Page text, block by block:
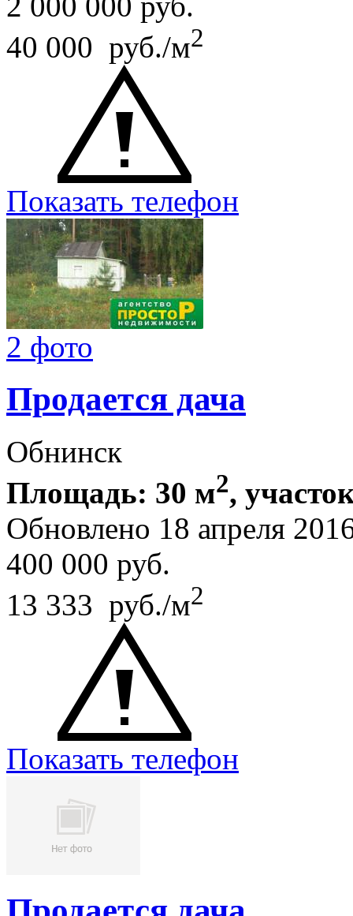
40 000 руб./м2
Показать телефон
2 фото
Продается дача
Обнинск
Площадь: 30 м2,
Обновлено 18 апреля
400 000 руб.
13 333 руб./м2
Показать телефон